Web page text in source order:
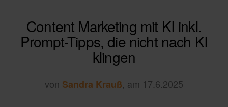
Content Marketing mit KI inkl.
Prompt-Tipps, die nicht nach KI
klingen
von Sandra Krauß, am 17.6.2025